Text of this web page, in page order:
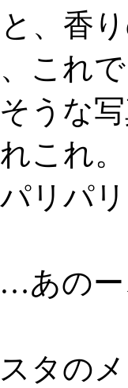
、香
これ
うな
れこれ
リパ
あの
タの